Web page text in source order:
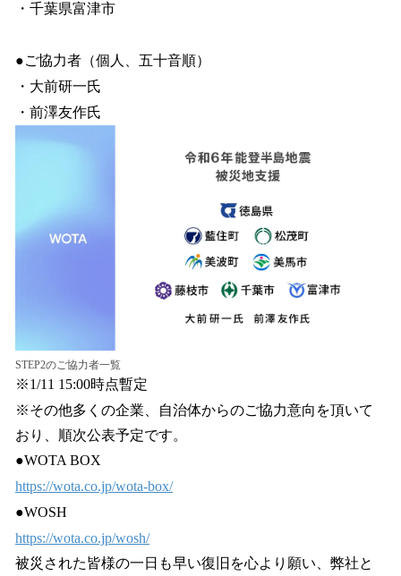
・千葉県富津市
●ご協力者（個人、五十音順）
・大前研一氏
・前澤友作氏
STEP2のご協力者一覧
※1/11 15:00時点暫定
※その他多くの企業、自治体からのご協力意向を頂いて
おり、順次公表予定です。
●WOTA BOX
https://wota.co.jp/wota-box/
●WOSH
https://wota.co.jp/wosh/
被災された皆様の一日も早い復旧を心より願い、弊社と